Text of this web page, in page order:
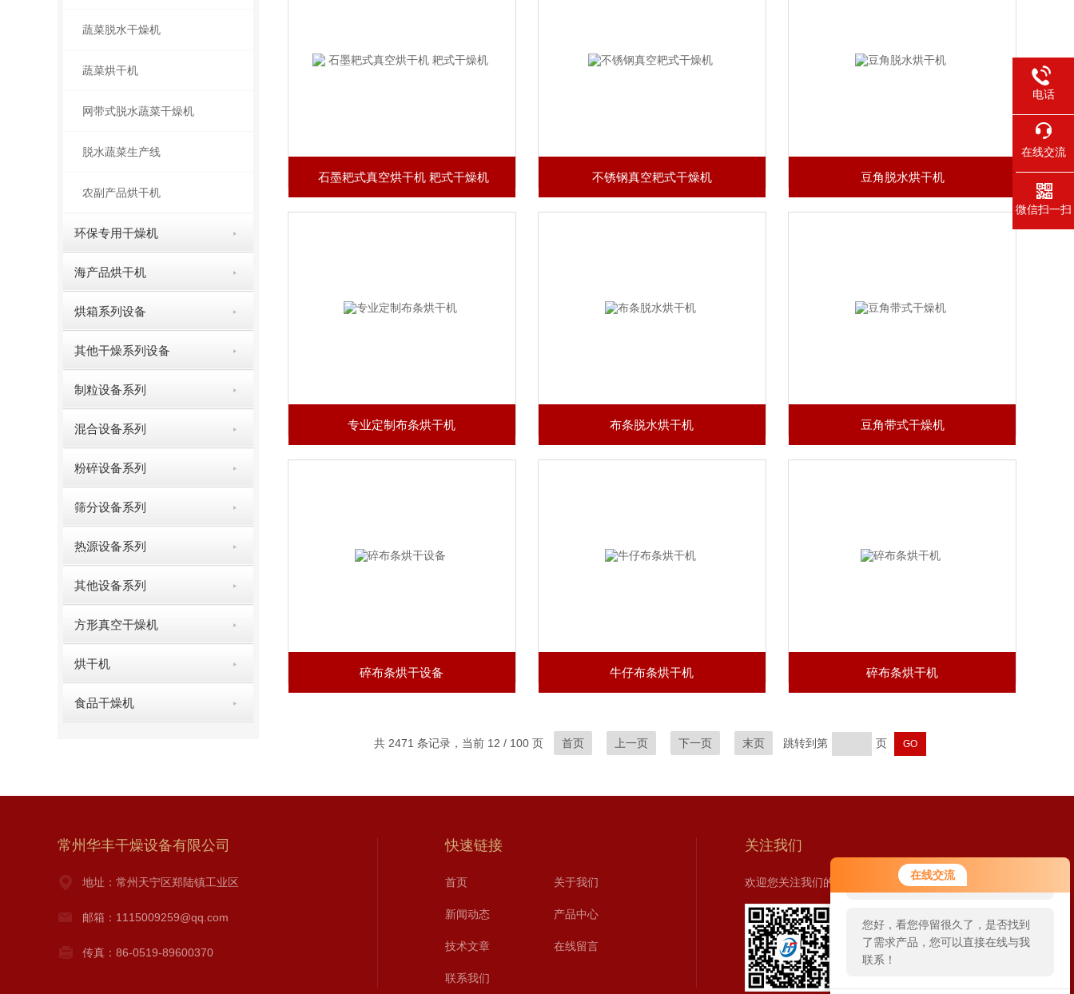
在线交流
您好！欢迎前来咨询，很高兴为您
服务，请问您要咨询什么问题呢？
您好，看您停留很久了，是否找到
了需求产品，您可以直接在线与我
联系！
蔬菜脱水干燥机
蔬菜烘干机
网带式脱水蔬菜干燥机
脱水蔬菜生产线
农副产品烘干机
环保专用干燥机
海产品烘干机
烘箱系列设备
其他干燥系列设备
制粒设备系列
混合设备系列
粉碎设备系列
筛分设备系列
热源设备系列
其他设备系列
方形真空干燥机
烘干机
食品干燥机
​ 石墨耙式真空烘干机​ 耙式干燥机 不锈钢真空耙式干燥机 豆角脱水烘干机
专业定制布条烘干机 布条脱水烘干机 豆角带式干燥机
碎布条烘干设备 牛仔布条烘干机 碎布条烘干机
共 2471 条记录，当前 12 / 100 页 首页 上一页 下一页 末页 跳转到第 页
常州华丰干燥设备有限公司
地址：常州天宁区郑陆镇工业区
邮箱：1115009259@qq.com
传真：86-0519-89600370
快速链接
首页 关于我们
新闻动态 产品中心
技术文章 在线留言
联系我们
关注我们
欢迎您关注我们的微信公众号了解更多信息：
扫一扫
电话
在线交流
微信扫一扫